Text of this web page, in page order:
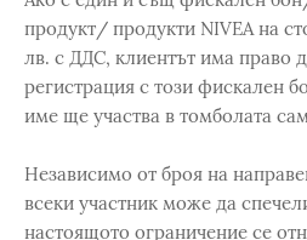
продукт/ продукти NIVEA на
лв. с ДДС, клиентът има право
регистрация с този фискален
име ще участва в томболата
Независимо от броя на
всеки участник може да
настоящото ограничение се